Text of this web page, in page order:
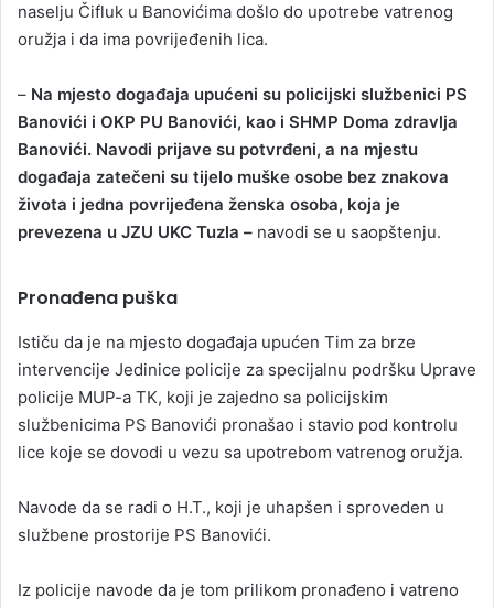
naselju Čifluk u Banovićima došlo do upotrebe vatrenog
oružja i da ima povrijeđenih lica.
– Na mjesto događaja upućeni su policijski službenici PS
Banovići i OKP PU Banovići, kao i SHMP Doma zdravlja
Banovići. Navodi prijave su potvrđeni, a na mjestu
događaja zatečeni su tijelo muške osobe bez znakova
života i jedna povrijeđena ženska osoba, koja je
prevezena u JZU UKC Tuzla – navodi se u saopštenju.
Pronađena puška
Ističu da je na mjesto događaja upućen Tim za brze
intervencije Jedinice policije za specijalnu podršku Uprave
policije MUP-a TK, koji je zajedno sa policijskim
službenicima PS Banovići pronašao i stavio pod kontrolu
lice koje se dovodi u vezu sa upotrebom vatrenog oružja.
Navode da se radi o H.T., koji je uhapšen i sproveden u
službene prostorije PS Banovići.
Iz policije navode da je tom prilikom pronađeno i vatreno